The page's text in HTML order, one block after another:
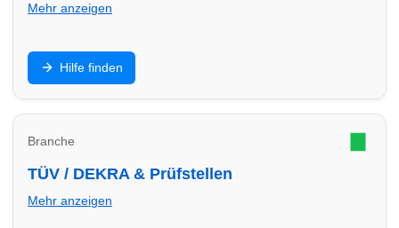
Mehr anzeigen
Panne, Unfall oder Startproblem: Finde
Abschleppdienste in Hilden – Hilfe, Transport und
sichere Abwicklung.
Hilfe finden
Branche
TÜV / DEKRA & Prüfstellen
Mehr anzeigen